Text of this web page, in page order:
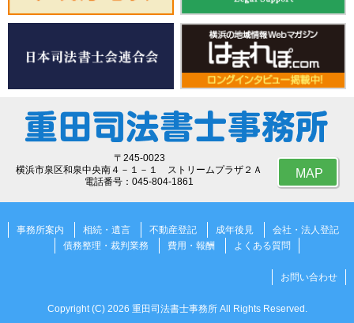
〒245-0023
横浜市泉区和泉中央南４－１－１ ストリームプラザ２Ａ
電話番号：045-804-1861
MAP
事務所案内 相続・遺言 不動産登記 成年後見
会社・法人登記
債務整理・裁判業務
費用・報酬 よくある質問
お問い合わせ
Copyright (C) 2026 重田司法書士事務所 All Rights Reserved.